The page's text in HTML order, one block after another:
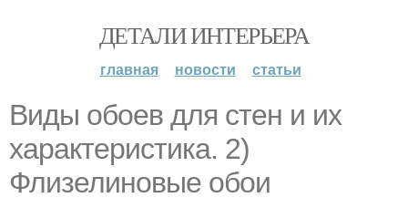
ДЕТАЛИ ИНТЕРЬЕРА
главная новости статьи
Виды обоев для стен и их
характеристика. 2)
Флизелиновые обои